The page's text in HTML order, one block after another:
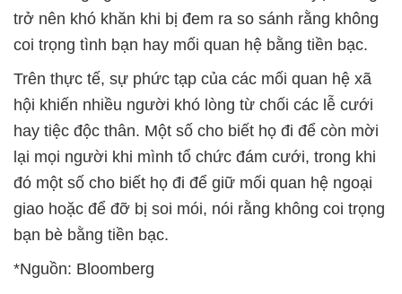
trở nên khó khăn khi bị đem ra so sánh rằng không
coi trọng tình bạn hay mối quan hệ bằng tiền bạc.
Trên thực tế, sự phức tạp của các mối quan hệ xã
hội khiến nhiều người khó lòng từ chối các lễ cưới
hay tiệc độc thân. Một số cho biết họ đi để còn mời
lại mọi người khi mình tổ chức đám cưới, trong khi
đó một số cho biết họ đi để giữ mối quan hệ ngoại
giao hoặc để đỡ bị soi mói, nói rằng không coi trọng
bạn bè bằng tiền bạc.
*Nguồn: Bloomberg